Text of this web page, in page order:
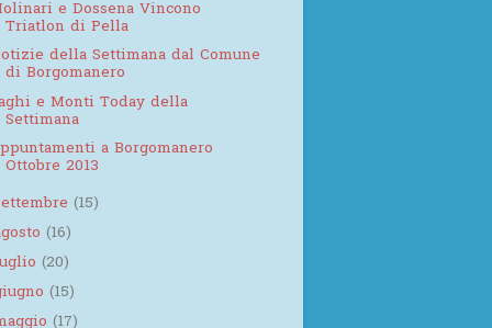
e Dossena Vincono
Triatlon di Pella
della Settimana dal Comune
di Borgomanero
e Monti Today della
Settimana
a Borgomanero
Ottobre 2013
(15)
(16)
(20)
(15)
(17)